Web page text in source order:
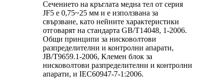
Сечението на кръглата медна тел от серия
JF5 е 0,75~25 мм и е използвана за
свързване, като нейните характеристики
отговарят на стандарта GB/T14048, 1-2006.
Общи принципи за нисковолтови
разпределителни и контролни апарати,
JB/T9659.1-2006, Клемен блок за
нисковолтови разпределителни и контролни
апарати, и IEC60947-7-1:2006.